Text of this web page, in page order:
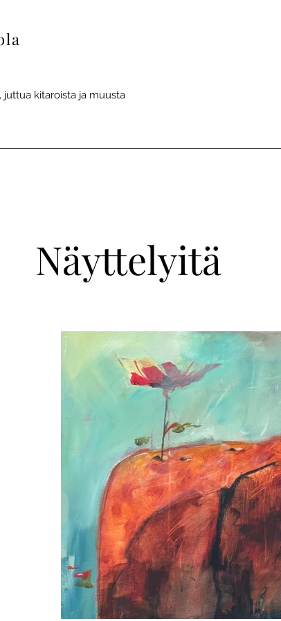
juttua kitaroista ja muusta
Näyttelyitä